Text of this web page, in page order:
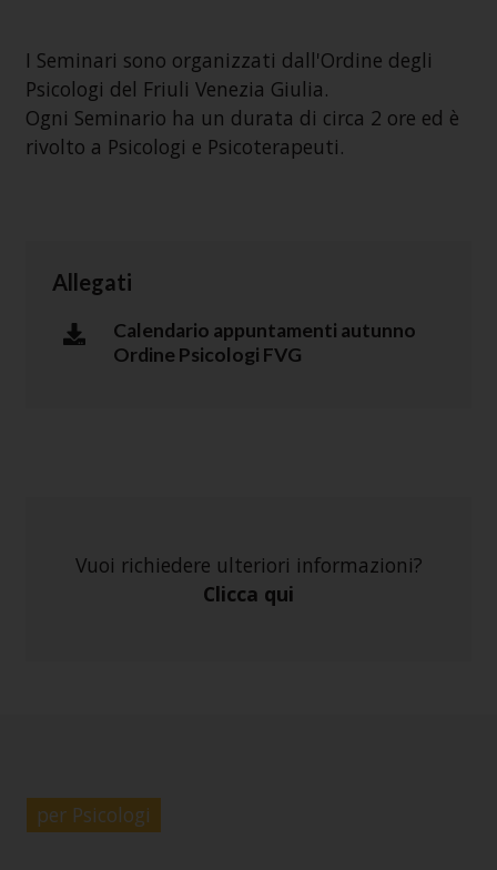
I Seminari sono organizzati dall'Ordine degli
Psicologi del Friuli Venezia Giulia.
Ogni Seminario ha un durata di circa 2 ore ed è
rivolto a Psicologi e Psicoterapeuti.
Allegati
Calendario appuntamenti autunno
Ordine Psicologi FVG
Vuoi richiedere ulteriori informazioni?
Clicca qui
per Psicologi